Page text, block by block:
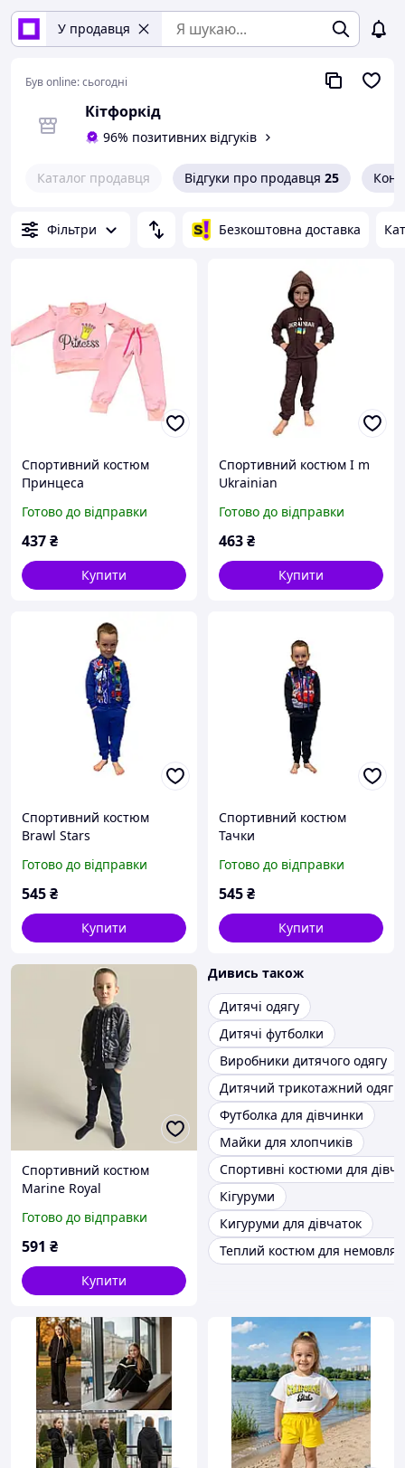
У продавця
Був online:сьогодні
Кітфоркід
96% позитивних відгуків
Каталог продавця Відгуки про продавця 25
Фільтри Безкоштовна доставка
Спортивний костюм
Принцеса
Готово до відправки
437₴
Купити
Спортивний костюм I m
Ukrainian
Готово до відправки
463₴
Купити
Спортивний костюм
Brawl Stars
Готово до відправки
545₴
Купити
Спортивний костюм
Тачки
Готово до відправки
545₴
Купити
Спортивний костюм
Marine Royal
Готово до відправки
591 ₴
Купити
Дивись також
Дитячі одягу
Дитячі футболки
Виробники дитячого одягу
Дитячий трикотажний одяг
Футболка для дівчинки
Майки для хлопчиків
Спортивні костюми для
Кігуруми
Кигуруми для дівчаток
Теплий костюм для немовлят